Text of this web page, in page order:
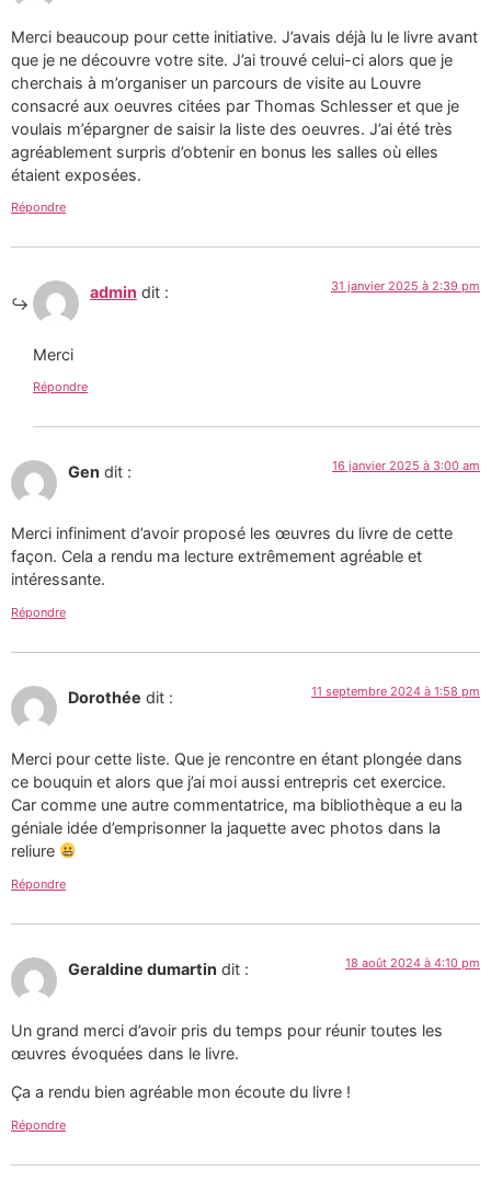
Merci beaucoup pour cette initiative. J’avais déjà lu le livre avant
que je ne découvre votre site. J’ai trouvé celui-ci alors que je
cherchais à m’organiser un parcours de visite au Louvre
consacré aux oeuvres citées par Thomas Schlesser et que je
voulais m’épargner de saisir la liste des oeuvres. J’ai été très
agréablement surpris d’obtenir en bonus les salles où elles
étaient exposées.
Répondre
admin dit : 31 janvier 2025 à 2:39 pm
Merci
Répondre
Gen dit : 16 janvier 2025 à 3:00 am
Merci infiniment d’avoir proposé les œuvres du livre de cette
façon. Cela a rendu ma lecture extrêmement agréable et
intéressante.
Répondre
Dorothée dit : 11 septembre 2024 à 1:58 pm
Merci pour cette liste. Que je rencontre en étant plongée dans
ce bouquin et alors que j’ai moi aussi entrepris cet exercice.
Car comme une autre commentatrice, ma bibliothèque a eu la
géniale idée d’emprisonner la jaquette avec photos dans la
reliure
Répondre
Geraldine dumartin dit : 18 août 2024 à 4:10 pm
Un grand merci d’avoir pris du temps pour réunir toutes les
œuvres évoquées dans le livre.
Ça a rendu bien agréable mon écoute du livre !
Répondre